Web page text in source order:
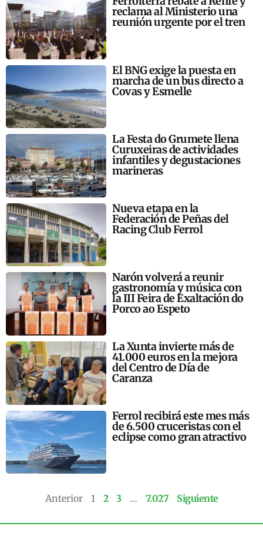
reclama al Ministerio una
reunión urgente por el tren
El BNG exige la puesta en
marcha de un bus directo a
Covas y Esmelle
La Festa do Grumete llena
Curuxeiras de actividades
infantiles y degustaciones
marineras
Nueva etapa en la
Federación de Peñas del
Racing Club Ferrol
Narón volverá a reunir
gastronomía y música con
la III Feira de Exaltación do
Porco ao Espeto
La Xunta invierte más de
41.000 euros en la mejora
del Centro de Día de
Caranza
Ferrol recibirá este mes más
de 6.500 cruceristas con el
eclipse como gran atractivo
Anterior 1 2 3 … 7.027 Siguiente